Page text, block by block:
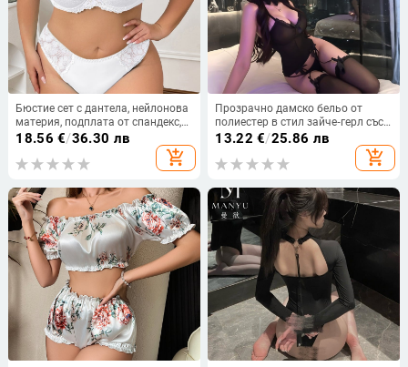
Бюстие сет с дантела, нейлонова
материя, подплата от спандекс,
3/4 чашка, закопчаване отзад с
18.56 €/36.30 лв
add_shopping_cart
Прозрачно дамско бельо от
полиестер в стил зайче‑герл със
чорапи
13.22 €/25.86 лв
add_shopping_cart